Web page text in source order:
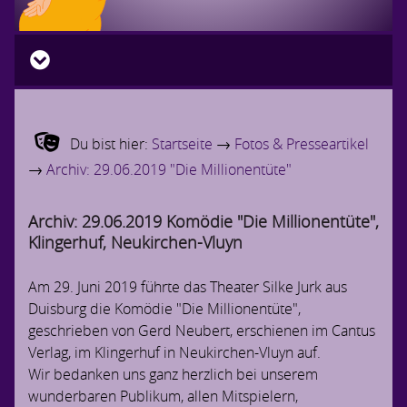
Du bist hier: Startseite → Fotos & Presseartikel
→ Archiv: 29.06.2019 "Die Millionentüte"
Archiv: 29.06.2019 Komödie "Die Millionentüte",
Klingerhuf, Neukirchen-Vluyn
Am 29. Juni 2019 führte das Theater Silke Jurk aus
Duisburg die Komödie "Die Millionentüte",
geschrieben von Gerd Neubert, erschienen im Cantus
Verlag, im Klingerhuf in Neukirchen-Vluyn auf.
Wir bedanken uns ganz herzlich bei unserem
wunderbaren Publikum, allen Mitspielern,